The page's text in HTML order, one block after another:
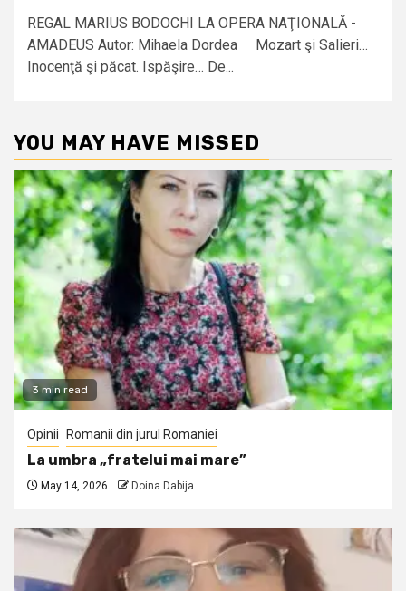
REGAL MARIUS BODOCHI LA OPERA NAŢIONALĂ -
AMADEUS Autor: Mihaela Dordea Mozart şi Salieri…
Inocenţă şi păcat. Ispăşire… De...
YOU MAY HAVE MISSED
3 min read
Opinii Romanii din jurul Romaniei
La umbra „fratelui mai mare”
May 14, 2026 Doina Dabija